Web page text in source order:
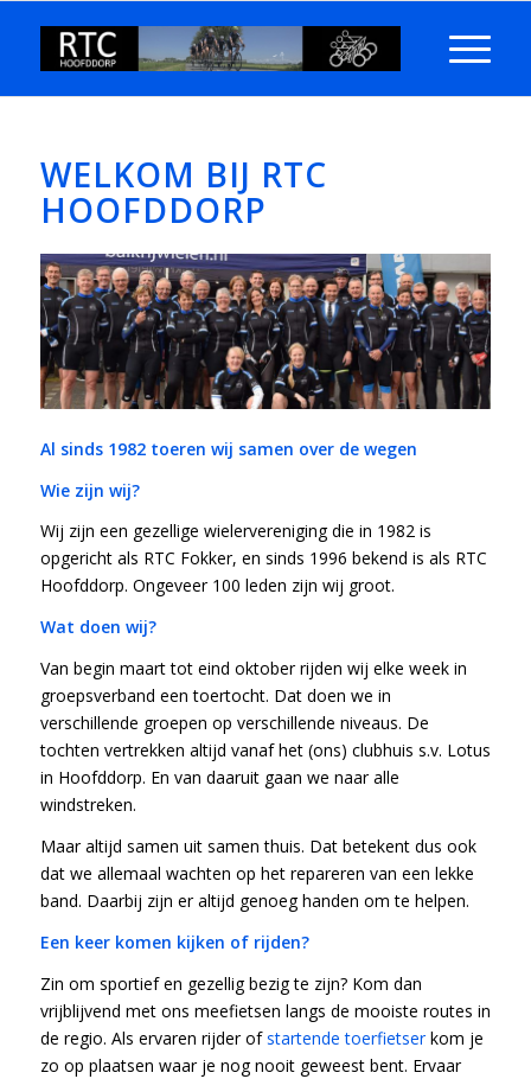
WELKOM BIJ RTC
HOOFDDORP
Al sinds 1982 toeren wij samen over de wegen
Wie zijn wij?
Wij zijn een gezellige wielervereniging die in 1982 is
opgericht als RTC Fokker, en sinds 1996 bekend is als RTC
Hoofddorp. Ongeveer 100 leden zijn wij groot.
Wat doen wij?
Van begin maart tot eind oktober rijden wij elke week in
groepsverband een toertocht. Dat doen we in
verschillende groepen op verschillende niveaus. De
tochten vertrekken altijd vanaf het (ons) clubhuis s.v. Lotus
in Hoofddorp. En van daaruit gaan we naar alle
windstreken.
Maar altijd samen uit samen thuis. Dat betekent dus ook
dat we allemaal wachten op het repareren van een lekke
band. Daarbij zijn er altijd genoeg handen om te helpen.
Een keer komen kijken of rijden?
Zin om sportief en gezellig bezig te zijn? Kom dan
vrijblijvend met ons meefietsen langs de mooiste routes in
de regio. Als ervaren rijder ofstartende toerfietserkom je
zo op plaatsen waar je nog nooit geweest bent. Ervaar